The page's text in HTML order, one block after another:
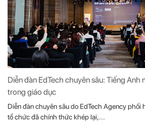
Diễn đàn EdTech chuyên sâu: Tiếng
trong giáo dục
Diễn đàn chuyên sâu do EdTech Agency phối
tổ chức đã chính thức khép lại,...